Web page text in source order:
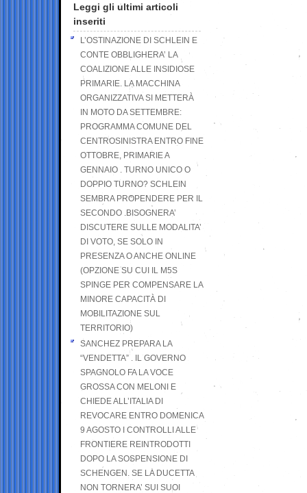
Leggi gli ultimi articoli
inseriti
L’OSTINAZIONE DI SCHLEIN E
CONTE OBBLIGHERA’ LA
COALIZIONE ALLE INSIDIOSE
PRIMARIE. LA MACCHINA
ORGANIZZATIVA SI METTERÀ
IN MOTO DA SETTEMBRE:
PROGRAMMA COMUNE DEL
CENTROSINISTRA ENTRO FINE
OTTOBRE, PRIMARIE A
GENNAIO . TURNO UNICO O
DOPPIO TURNO? SCHLEIN
SEMBRA PROPENDERE PER IL
SECONDO .BISOGNERA’
DISCUTERE SULLE MODALITA’
DI VOTO, SE SOLO IN
PRESENZA O ANCHE ONLINE
(OPZIONE SU CUI IL M5S
SPINGE PER COMPENSARE LA
MINORE CAPACITÀ DI
MOBILITAZIONE SUL
TERRITORIO)
SANCHEZ PREPARA LA
“VENDETTA” . IL GOVERNO
SPAGNOLO FA LA VOCE
GROSSA CON MELONI E
CHIEDE ALL’ITALIA DI
REVOCARE ENTRO DOMENICA
9 AGOSTO I CONTROLLI ALLE
FRONTIERE REINTRODOTTI
DOPO LA SOSPENSIONE DI
SCHENGEN. SE LA DUCETTA
NON TORNERA’ SUI SUOI